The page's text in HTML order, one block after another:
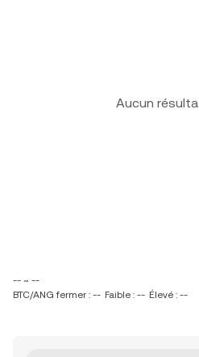
Aucun
-- ~ --
BTC/ANG fermer : -- Faible : -- Élevé : --